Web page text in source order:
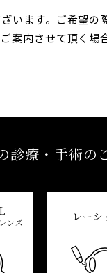
ます。ご希望の
内させて頂く場
診療・手術の
ンズ レーシ